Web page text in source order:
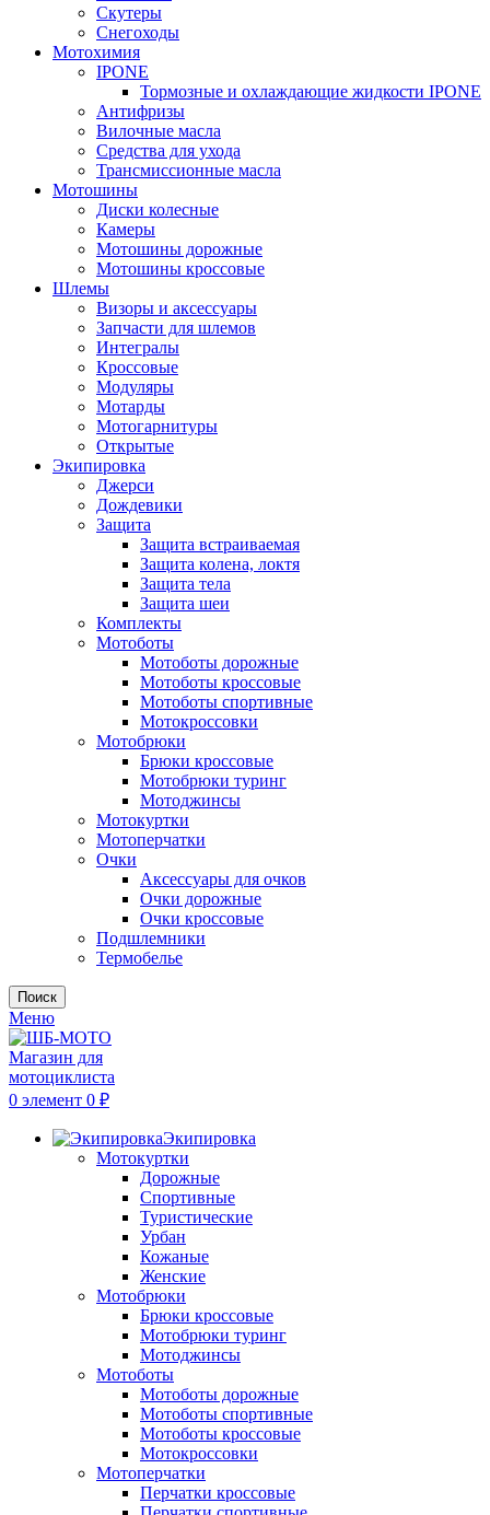
Скутеры
Снегоходы
Мотохимия
IPONE
Тормозные и охлаждающие жидкости IPONE
Антифризы
Вилочные масла
Средства для ухода
Трансмиссионные масла
Мотошины
Диски колесные
Камеры
Мотошины дорожные
Мотошины кроссовые
Шлемы
Визоры и аксессуары
Запчасти для шлемов
Интегралы
Кроссовые
Модуляры
Мотарды
Мотогарнитуры
Открытые
Экипировка
Джерси
Дождевики
Защита
Защита встраиваемая
Защита колена, локтя
Защита тела
Защита шеи
Комплекты
Мотоботы
Мотоботы дорожные
Мотоботы кроссовые
Мотоботы спортивные
Мотокроссовки
Мотобрюки
Брюки кроссовые
Мотобрюки туринг
Мотоджинсы
Мотокуртки
Мотоперчатки
Очки
Аксессуары для очков
Очки дорожные
Очки кроссовые
Подшлемники
Термобелье
Поиск
Меню
0 элемент 0 ₽
Экипировка
Мотокуртки
Дорожные
Спортивные
Туристические
Урбан
Кожаные
Женские
Мотобрюки
Брюки кроссовые
Мотобрюки туринг
Мотоджинсы
Мотоботы
Мотоботы дорожные
Мотоботы спортивные
Мотоботы кроссовые
Мотокроссовки
Мотоперчатки
Перчатки кроссовые